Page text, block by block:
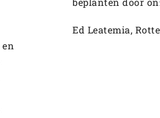
Ed Leatemia,